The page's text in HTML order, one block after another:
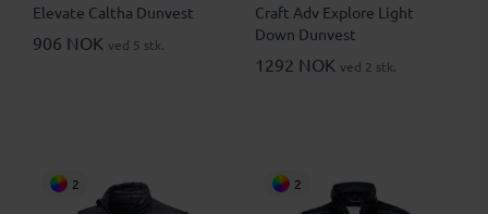
Elevate Caltha Dunvest
906 NOK ved 5 stk.
Craft Adv Explore Light
Down Dunvest
1292 NOK ved 2 stk.
2 2